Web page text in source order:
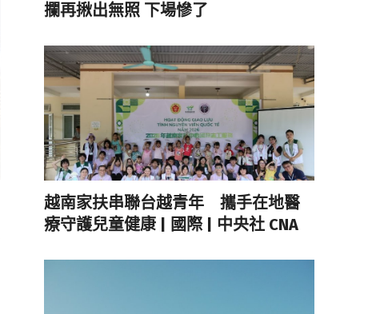
攔再揪出無照 下場慘了
越南家扶串聯台越青年 攜手在地醫
療守護兒童健康 | 國際 | 中央社 CNA